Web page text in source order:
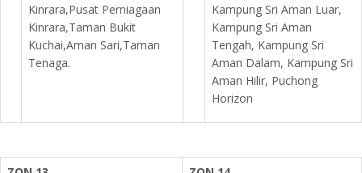
Kinrara,Pusat Perniagaan
Kinrara,Taman Bukit
Kuchai,Aman Sari,Taman
Tenaga.
Kampung Sri Aman Luar,
Kampung Sri Aman
Tengah, Kampung Sri
Aman Dalam, Kampung Sri
Aman Hilir, Puchong
Horizon